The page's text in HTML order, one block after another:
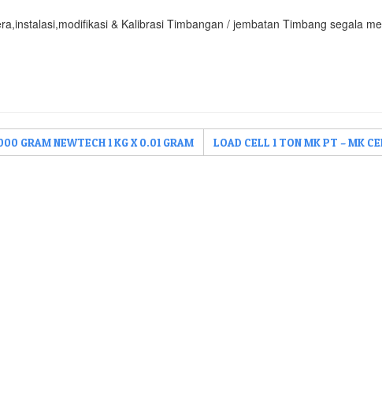
& Kalibrasi Timbangan / jembatan Timbang segala
GRAM NEWTECH 1 KG X 0.01 GRAM LOAD CELL 1 TON MK PT – MK